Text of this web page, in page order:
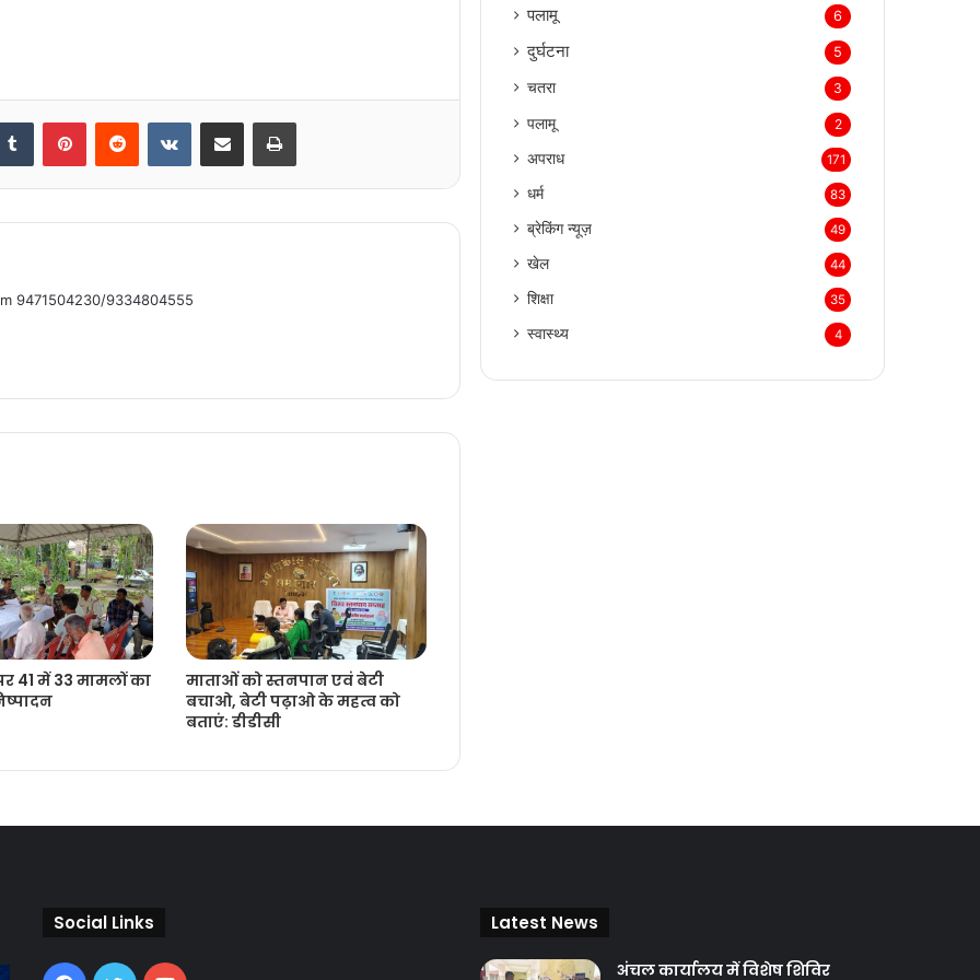
Tumblr PinterestReddit VKontakteShare via Email Print
9471504230/9334804555
41 में 33 मामलों का
माताओं को स्तनपान एवं बेटी
बचाओ, बेटी पढ़ाओ के महत्व को
बताएं: डीडीसी
पलामू 6
दुर्घटना 5
चतरा 3
पलामू 2
अपराध 171
धर्म 83
ब्रेकिंग न्यूज़ 49
खेल 44
शिक्षा 35
स्वास्थ्य 4
Social Links Latest News
अंचल कार्यालय में विशेष शिविर